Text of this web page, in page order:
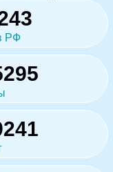
РФ